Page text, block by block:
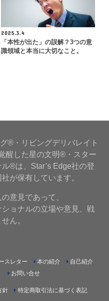
2025.3.4
「本性が出た」の誤解？3つの意
識領域と本当に大切なこと。
®・リビングデリバレイト
醒した星の文明®・スター
®は、Star’s Edge社の登
が保有しています。
意見であって、
ョナルの立場や意見、戦
ん。
スレター 本の紹介 自己紹介
お問い合せ
針 特定商取引法に基づく表記